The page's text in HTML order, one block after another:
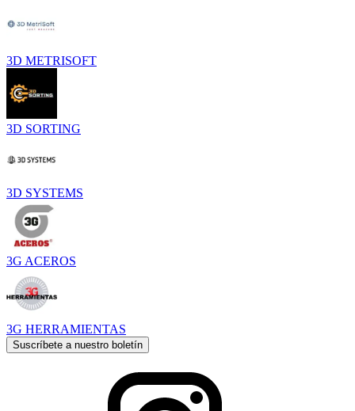
3D METRISOFT
3D SORTING
3D SYSTEMS
3G ACEROS
3G HERRAMIENTAS
Suscríbete a nuestro boletín